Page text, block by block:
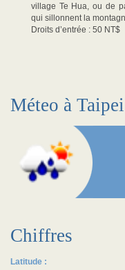
village Te Hua, ou de
qui sillonnent la
Droits d’entrée : 50 NT$
Méteo à Taipei
Chiffres
Latitude :